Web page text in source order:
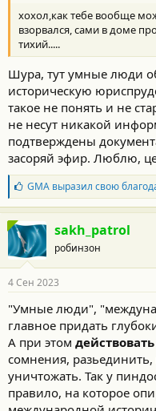
и
:
хохол,как тебе вообще
взорвался, сами в доме
тихий.....
Шура, тут умные люди
историческую
такое не понять и не
не несут никакой
подтверждены
засоряй эфир. Люблю,
Б
л
а
г
о
д
а
н
с
т
и
:
GMAвыразил свою
sakh_patrol
робинзон
4 Сен 2023
"Умные люди",
главное придать
А при этом
сомнения,
уничтожать. Так у
правило, на которое